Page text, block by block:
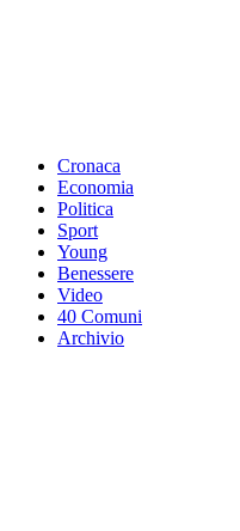
Cronaca
Economia
Politica
Sport
Young
Benessere
Video
40 Comuni
Archivio